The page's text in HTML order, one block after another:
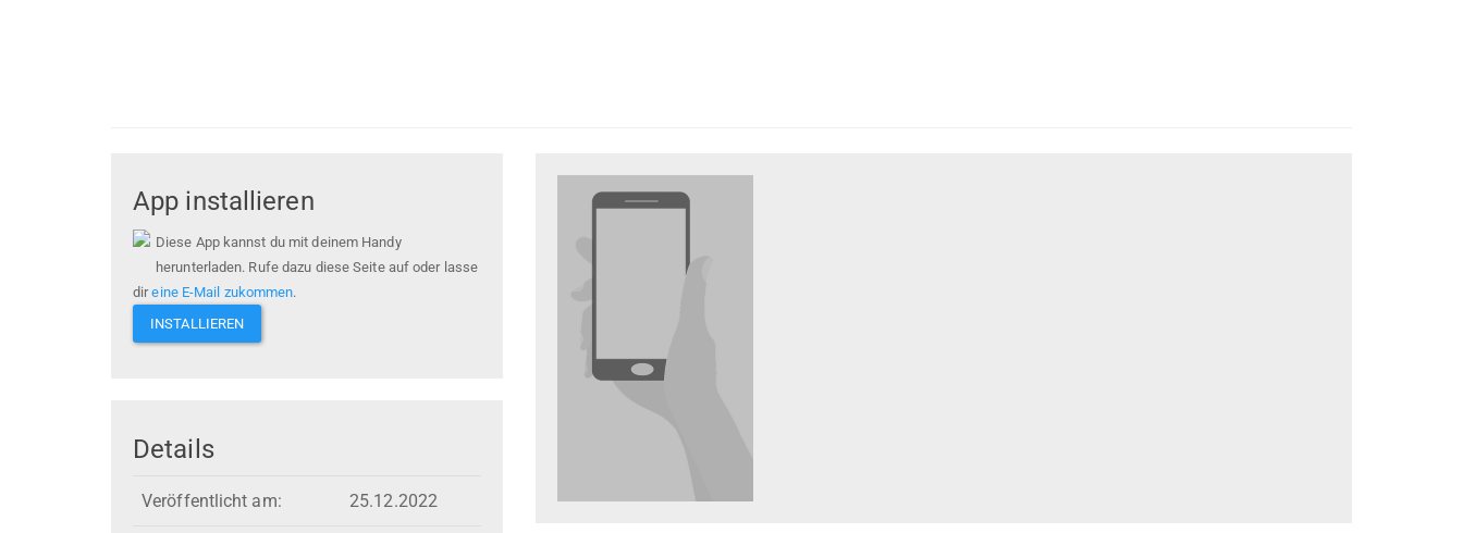
App installieren
Diese App kannst du mit deinem Handy
herunterladen. Rufe dazu diese Seite auf oder lasse
direine E-Mail zukommen.
INSTALLIEREN
Details
Veröffentlicht am: 25.12.2022